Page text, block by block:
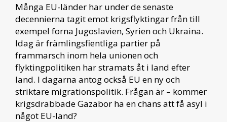
Många EU-länder har under de senaste
decennierna tagit emot krigsflyktingar från till
exempel forna Jugoslavien, Syrien och Ukraina.
Idag är främlingsfientliga partier på
frammarsch inom hela unionen och
flyktingpolitiken har stramats åt i land efter
land. I dagarna antog också EU en ny och
striktare migrationspolitik. Frågan är – kommer
krigsdrabbade Gazabor ha en chans att få asyl i
något EU-land?